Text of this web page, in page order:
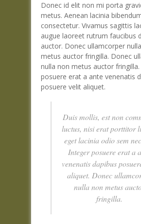
Donec id elit non mi porta
metus. Aenean lacinia
consectetur. Vivamus sagittis
augue laoreet rutrum faucibus
auctor. Donec ullamcorper
metus auctor fringilla. Donec
nulla non metus auctor
posuere erat a ante venenatis
posuere velit aliquet.
Duis mollis, est non
luctus, nisi erat porttitor
eget lacinia odio sem
Integer posuere erat a
venenatis dapibus
aliquet. Donec
nulla non metus
fringilla.